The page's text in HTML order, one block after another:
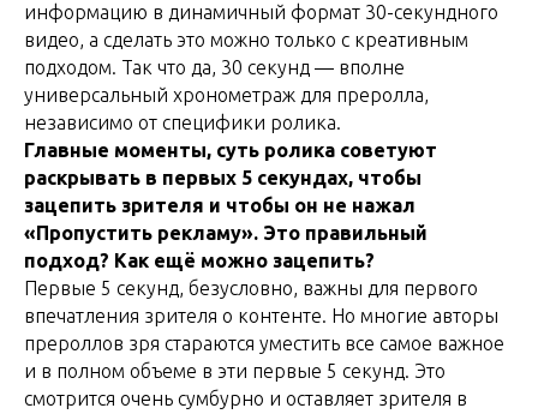
информацию в динамичный формат 30-секундного
видео, а сделать это можно только с креативным
подходом. Так что да, 30 секунд — вполне
универсальный хронометраж для преролла,
независимо от специфики ролика.
Главные моменты, суть ролика советуют
раскрывать в первых 5 секундах, чтобы
зацепить зрителя и чтобы он не нажал
«Пропустить рекламу». Это правильный
подход? Как ещё можно зацепить?
Первые 5 секунд, безусловно, важны для первого
впечатления зрителя о контенте. Но многие авторы
прероллов зря стараются уместить все самое важное
и в полном объеме в эти первые 5 секунд. Это
смотрится очень сумбурно и оставляет зрителя в